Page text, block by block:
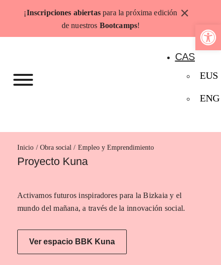
Abrir
¡Inscripciones abiertaspara la próxima edición
de nuestros Bootcamps!
×
CAS
EUS
ENG
Inicio Empleo y Emprendimiento
Proyecto Kuna
Activamos futuros inspiradores para la Bizkaia y el
mundo del mañana, a través de la innovación social.
Ver espacio BBK Kuna